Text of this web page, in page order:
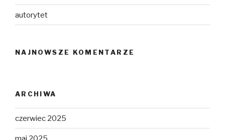
autorytet
NAJNOWSZE KOMENTARZE
ARCHIWA
czerwiec 2025